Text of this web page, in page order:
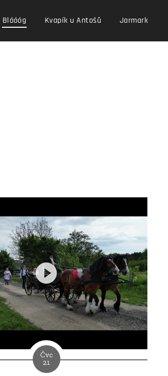
Blóóóg Kvapík u Antošů Jarmark
Čvc
21